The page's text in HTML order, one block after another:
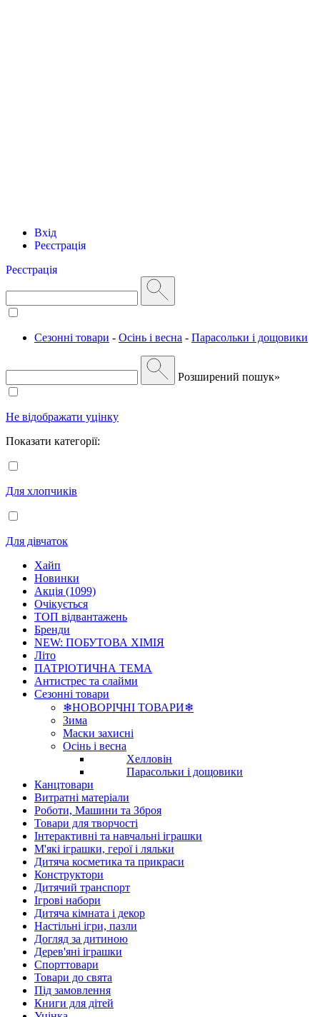
Вхід
Реєстрація
Реєстрація
Сезонні товари - Осінь і весна - Парасольки і дощовики
Розширений пошук»
Не відображати уцінку
Показати категорії:
Для хлопчиків
Для дівчаток
Хайп
Новинки
Акція (1099)
Очікується
ТОП відвантажень
Бренди
NEW: ПОБУТОВА ХІМІЯ
Літо
ПАТРІОТИЧНА ТЕМА
Антистрес та слайми
Сезонні товари
❄НОВОРІЧНІ ТОВАРИ❄
Зима
Маски захисні
Осінь і весна
Хелловін
Парасольки і дощовики
Канцтовари
Витратні матеріали
Роботи, Машини та Зброя
Товари для творчості
Інтерактивні та навчальні іграшки
М'які іграшки, герої і ляльки
Дитяча косметика та прикраси
Конструктори
Дитячий транспорт
Ігрові набори
Дитяча кімната і декор
Настільні ігри, пазли
Догляд за дитиною
Дерев'яні іграшки
Спорттовари
Товари до свята
Під замовлення
Книги для дітей